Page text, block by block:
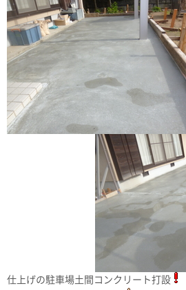
仕上げの駐車場土間コンクリート打設